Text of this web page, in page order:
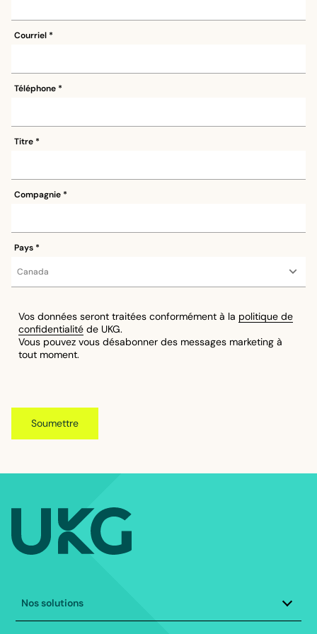
Courriel
Téléphone
Titre
Compagnie
Pays
Vos données seront traitées conformément à la politique de
confidentialité de UKG.
Vous pouvez vous désabonner des messages marketing à
tout moment.
Footer || fr-CA
Nos solutions